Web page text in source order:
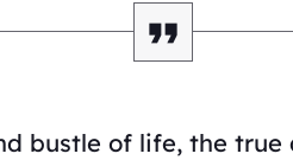
bustle of life, the